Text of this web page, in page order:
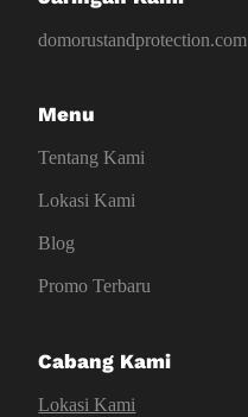
domorustandprotection.com
Menu
Tentang Kami
Lokasi Kami
Blog
Promo Terbaru
Cabang Kami
Lokasi Kami